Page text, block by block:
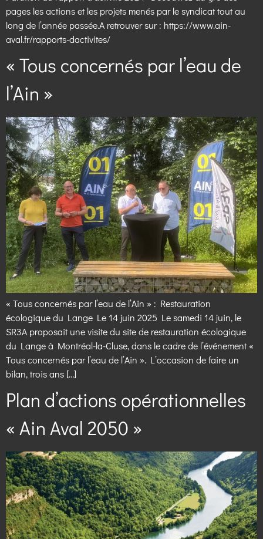
pages les actions et les projets menés par le syndicat tout au
long de l’année passée.A retrouver sur : https://www.ain-
aval.fr/rapports-dactivites/
« Tous concernés par l’eau de
l’Ain »
« Tous concernés par l’eau de l’Ain » : Restauration
écologique du Lange Le 14 juin 2025 Le samedi 14 juin, le
SR3A proposait une visite du site de restauration écologique
du Lange à Montréal-la-Cluse, dans le cadre de l’événement «
Tous concernés par l’eau de l’Ain ». L’occasion de faire un
bilan, trois ans […]
Plan d’actions opérationnelles
« Ain Aval 2050 »